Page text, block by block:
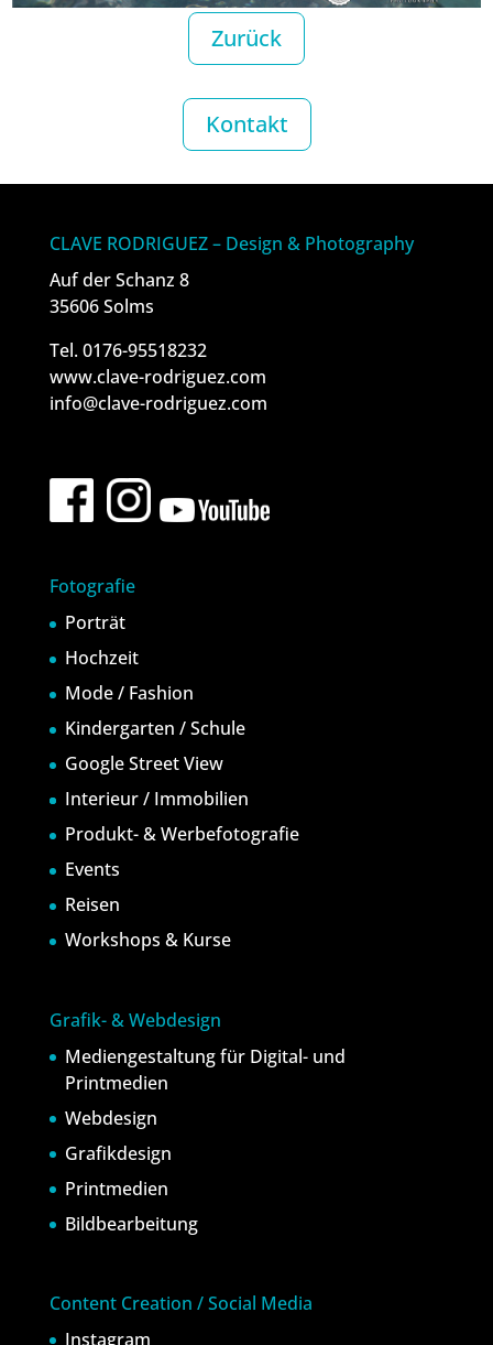
Zurück
Kontakt
CLAVE RODRIGUEZ – Design & Photography
Auf der Schanz 8
35606 Solms
Tel. 0176-95518232
www.clave-rodriguez.com
info@clave-rodriguez.com
Fotografie
Porträt
Hochzeit
Mode / Fashion
Kindergarten / Schule
Google Street View
Interieur / Immobilien
Produkt- & Werbefotografie
Events
Reisen
Workshops & Kurse
Grafik- & Webdesign
Mediengestaltung für Digital- und
Printmedien
Webdesign
Grafikdesign
Printmedien
Bildbearbeitung
Content Creation / Social Media
Instagram